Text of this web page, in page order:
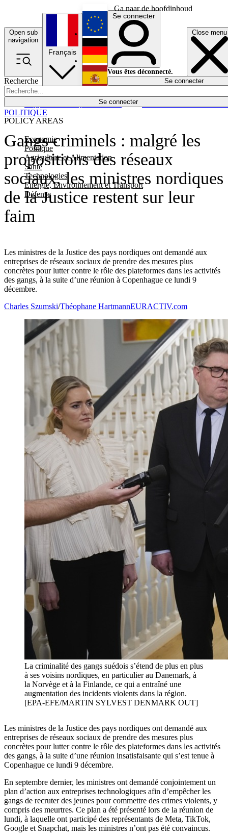
Ga naar de hoofdinhoud
Open sub
navigation
Close menu
Recherche
Se connecter
POLICY AREAS
Economie
Politique
Agriculture et Alimentation
Santé
Technologies
Energie, Environnement et Transport
Défense
Économie
Français
English
Deutsch
Español
Se connecter
Vous êtes déconnecté.
Se connecter
Gangs criminels : malgré les
propositions des réseaux
sociaux, les ministres nordiques
de la Justice restent sur leur
faim
Les ministres de la Justice des pays nordiques ont demandé aux
entreprises de réseaux sociaux de prendre des mesures plus
concrètes pour lutter contre le rôle des plateformes dans les activités
des gangs, à la suite d’une réunion à Copenhague ce lundi 9
décembre.
POLITIQUE
Charles Szumski/Théophane HartmannEURACTIV.com
La criminalité des gangs suédois s’étend de plus en plus
à ses voisins nordiques, en particulier au Danemark, à
la Norvège et à la Finlande, ce qui a entraîné une
augmentation des incidents violents dans la région.
[EPA-EFE/MARTIN SYLVEST DENMARK OUT]
Les ministres de la Justice des pays nordiques ont demandé aux
entreprises de réseaux sociaux de prendre des mesures plus
concrètes pour lutter contre le rôle des plateformes dans les activités
des gangs, à la suite d’une réunion insatisfaisante qui s’est tenue à
Copenhague ce lundi 9 décembre.
En septembre dernier, les ministres ont demandé conjointement un
plan d’action aux entreprises technologiques afin d’empêcher les
gangs de recruter des jeunes pour commettre des crimes violents, y
compris des meurtres. Ce plan a été présenté lors de la réunion de
lundi, à laquelle ont participé des représentants de Meta, TikTok,
Google et Snapchat, mais les ministres n’ont pas été convaincus.